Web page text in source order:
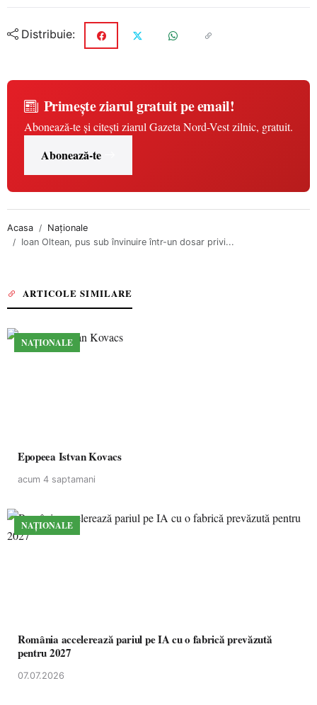
Distribuie:
Primește ziarul gratuit pe email!
Abonează-te și citești ziarul Gazeta Nord-Vest zilnic, gratuit.
Abonează-te
Acasa
Naționale
Ioan Oltean, pus sub învinuire într-un dosar privi...
ARTICOLE SIMILARE
NAȚIONALE
Epopeea Istvan Kovacs
acum 4 saptamani
NAȚIONALE
România accelerează pariul pe IA cu o fabrică prevăzută
pentru 2027
07.07.2026